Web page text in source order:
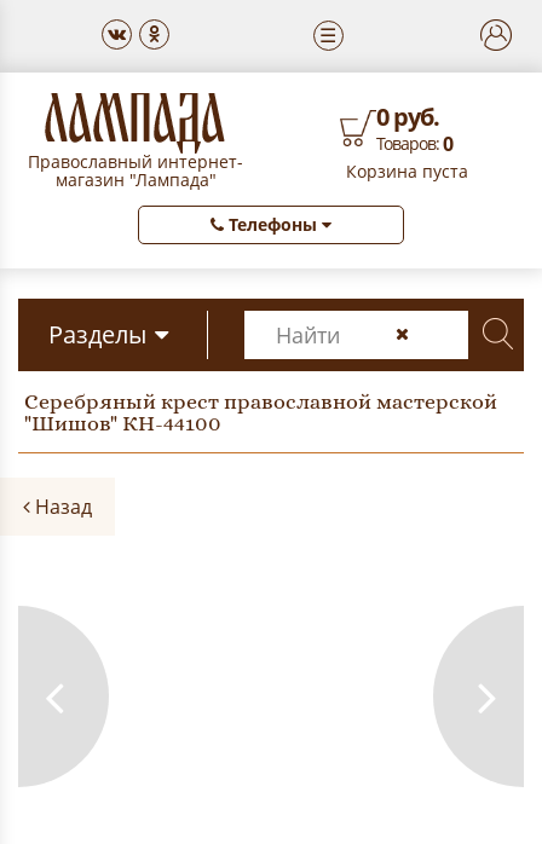
☰
Православный интернет-
магазин "Лампада"
0 руб.
Товаров:0
Корзина пуста
Телефоны
Разделы
Серебряный крест православной мастерской
"Шишов" КН-44100
Назад